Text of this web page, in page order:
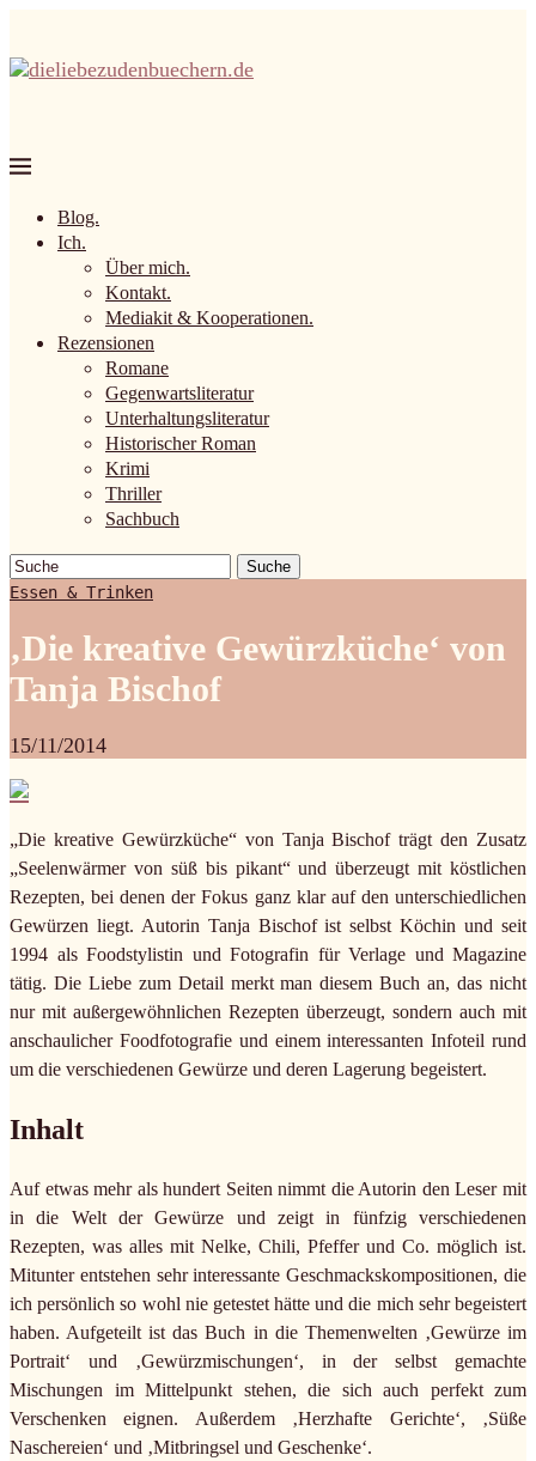
Blog.
Ich.
Über mich.
Kontakt.
Mediakit & Kooperationen.
Rezensionen
Romane
Gegenwartsliteratur
Unterhaltungsliteratur
Historischer Roman
Krimi
Thriller
Sachbuch
Suche
Essen & Trinken
‚Die kreative Gewürzküche‘ von
Tanja Bischof
15/11/2014
„Die kreative Gewürzküche“ von Tanja Bischof trägt den Zusatz
„Seelenwärmer von süß bis pikant“ und überzeugt mit köstlichen
Rezepten, bei denen der Fokus ganz klar auf den unterschiedlichen
Gewürzen liegt. Autorin Tanja Bischof ist selbst Köchin und seit
1994 als Foodstylistin und Fotografin für Verlage und Magazine
tätig. Die Liebe zum Detail merkt man diesem Buch an, das nicht
nur mit außergewöhnlichen Rezepten überzeugt, sondern auch mit
anschaulicher Foodfotografie und einem interessanten Infoteil rund
um die verschiedenen Gewürze und deren Lagerung begeistert.
Inhalt
Auf etwas mehr als hundert Seiten nimmt die Autorin den Leser mit
in die Welt der Gewürze und zeigt in fünfzig verschiedenen
Rezepten, was alles mit Nelke, Chili, Pfeffer und Co. möglich ist.
Mitunter entstehen sehr interessante Geschmackskompositionen, die
ich persönlich so wohl nie getestet hätte und die mich sehr begeistert
haben. Aufgeteilt ist das Buch in die Themenwelten ‚Gewürze im
Portrait‘ und ‚Gewürzmischungen‘, in der selbst gemachte
Mischungen im Mittelpunkt stehen, die sich auch perfekt zum
Verschenken eignen. Außerdem ‚Herzhafte Gerichte‘, ‚Süße
Naschereien‘ und ‚Mitbringsel und Geschenke‘.